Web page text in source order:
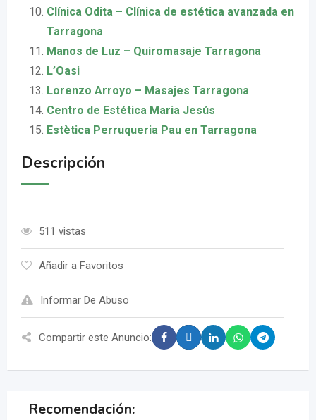
Clínica Odita – Clínica de estética avanzada en
Tarragona
Manos de Luz – Quiromasaje Tarragona
L’Oasi
Lorenzo Arroyo – Masajes Tarragona
Centro de Estética Maria Jesús
Estètica Perruqueria Pau en Tarragona
Descripción
511 vistas
Añadir a Favoritos
Informar De Abuso
Compartir este Anuncio:
Recomendación: